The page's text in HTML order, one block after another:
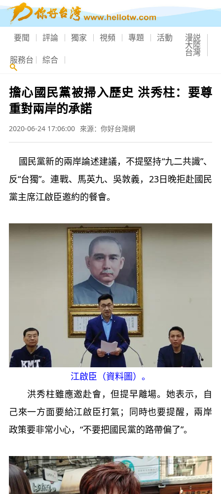
要聞 評論 獨家 視頻 專題 活動 漫説
大陸
台灣
服務台 綜合
擔心國民黨被掃入歷史 洪秀柱：要尊
重對兩岸的承諾
2020-06-24 17:06:00 來源：你好台灣網
國民黨新的兩岸論述建議，不提堅持“九二共識”、
反“台獨”。連戰、馬英九、吳敦義，23日晚拒赴國民
黨主席江啟臣邀約的餐會。
江啟臣（資料圖）。
洪秀柱雖應邀赴會，但提早離場。她表示，自
己來一方面要給江啟臣打氣；同時也要提醒，兩岸
政策要非常小心，“不要把國民黨的路帶偏了”。